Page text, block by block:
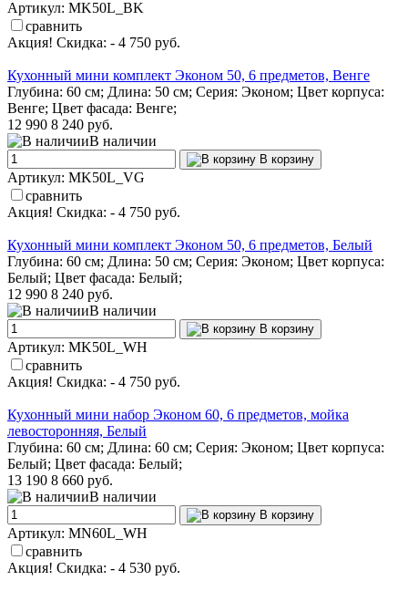
Артикул: MK50L_BK
сравнить
Акция! Скидка: - 4 750 руб.
Кухонный мини комплект Эконом 50, 6 предметов, Венге
Глубина: 60 см; Длина: 50 см; Серия: Эконом; Цвет корпуса:
Венге; Цвет фасада: Венге;
12 990 8 240 руб.
В наличии
В корзину
Артикул: MK50L_VG
сравнить
Акция! Скидка: - 4 750 руб.
Кухонный мини комплект Эконом 50, 6 предметов, Белый
Глубина: 60 см; Длина: 50 см; Серия: Эконом; Цвет корпуса:
Белый; Цвет фасада: Белый;
12 990 8 240 руб.
В наличии
В корзину
Артикул: MK50L_WH
сравнить
Акция! Скидка: - 4 750 руб.
Кухонный мини набор Эконом 60, 6 предметов, мойка
левосторонняя, Белый
Глубина: 60 см; Длина: 60 см; Серия: Эконом; Цвет корпуса:
Белый; Цвет фасада: Белый;
13 190 8 660 руб.
В наличии
В корзину
Артикул: MN60L_WH
сравнить
Акция! Скидка: - 4 530 руб.